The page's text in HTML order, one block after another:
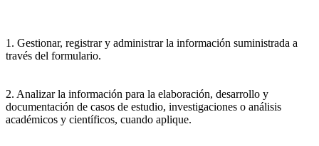
1. Gestionar, registrar y administrar la información suministrada a
través del formulario.
2. Analizar la información para la elaboración, desarrollo y
documentación de casos de estudio, investigaciones o análisis
académicos y científicos, cuando aplique.